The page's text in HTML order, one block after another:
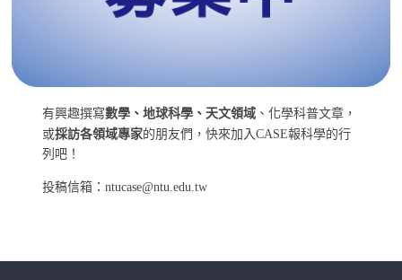
有興趣撰寫數學、地球科學、天文領域 、化學科普文章，
或採訪各領域專家的朋友們，快來加入CASE報科學的行
列吧！
投稿信箱：ntucase@ntu.edu.tw